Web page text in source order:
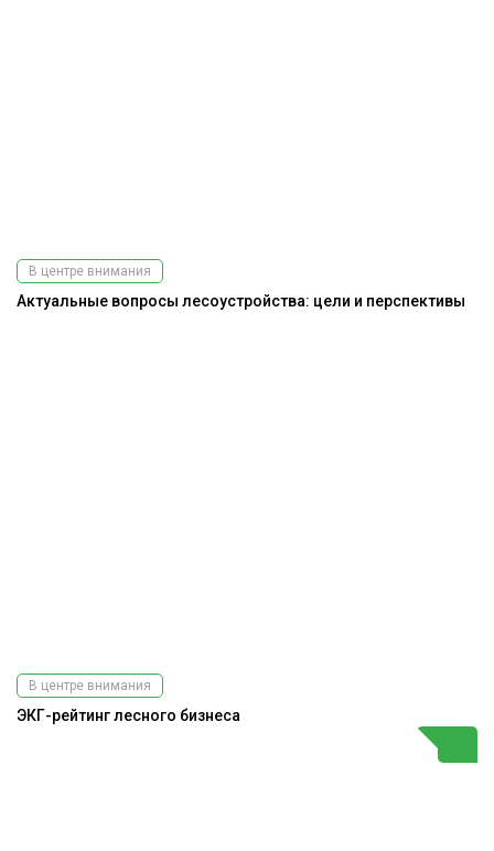
В центре внимания
Актуальные вопросы лесоустройства: цели и перспективы
В центре внимания
ЭКГ-рейтинг лесного бизнеса